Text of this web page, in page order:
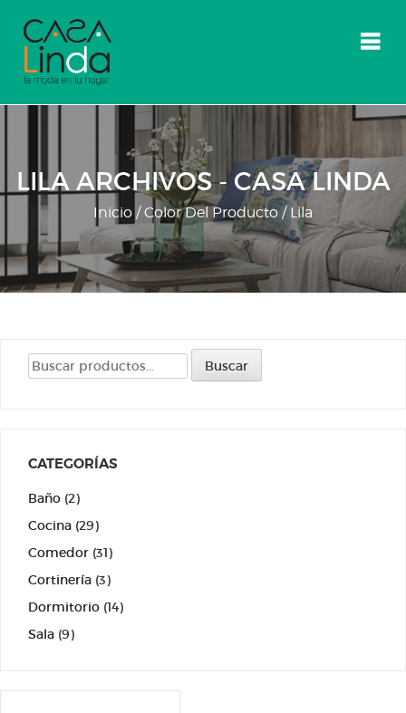
content
LILA ARCHIVOS - CASA LINDA
Inicio / Color Del Producto / Lila
Buscar
por:
Buscar
CATEGORÍAS
Baño (2)
Cocina (29)
Comedor (31)
Cortinería (3)
Dormitorio (14)
Sala (9)